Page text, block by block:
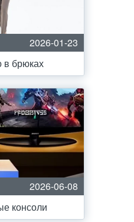
2026-01-23
в брюках
2026-06-08
консоли